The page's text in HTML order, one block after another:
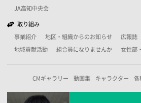
JA高知中央会
取り組み
事業紹介 地区・組織からのお知らせ 広報誌
地域貢献活動 組合員になりませんか 女性部
CMギャラリー 動画集 キャラクター 各